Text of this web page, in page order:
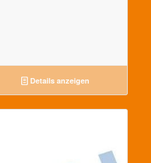
Details anzeigen